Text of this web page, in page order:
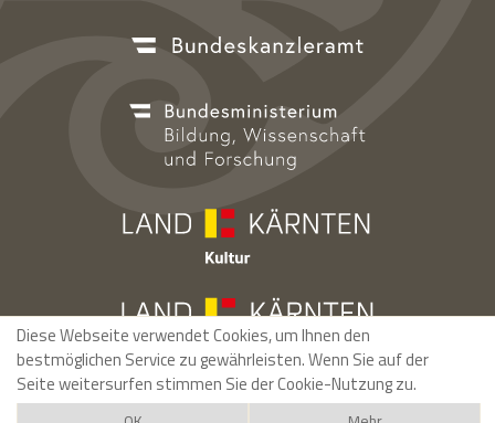
Diese Webseite verwendet Cookies, um Ihnen den
bestmöglichen Service zu gewährleisten. Wenn Sie auf der
Seite weitersurfen stimmen Sie der Cookie-Nutzung zu.